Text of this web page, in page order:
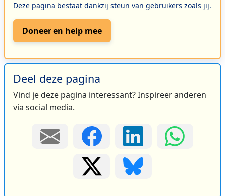
Deze pagina bestaat dankzij steun van gebruikers zoals jij.
Doneer en help mee
Deel deze pagina
Vind je deze pagina interessant? Inspireer anderen
via social media.